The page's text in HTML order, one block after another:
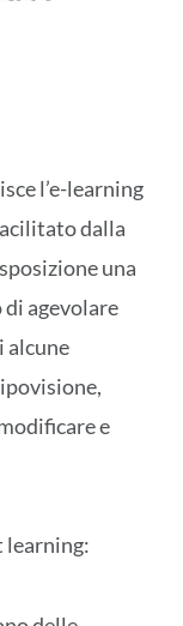
l’e-learning
dalla
una
agevolare
alcune
e
learning: